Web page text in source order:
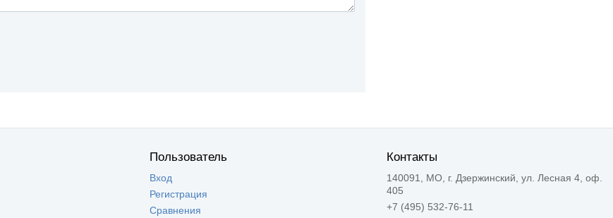
Пользователь
Вход
Регистрация
Сравнения
Контакты
140091, МО, г. Дзержинский, ул. Лесная 4, оф.
405
+7 (495) 532-76-11